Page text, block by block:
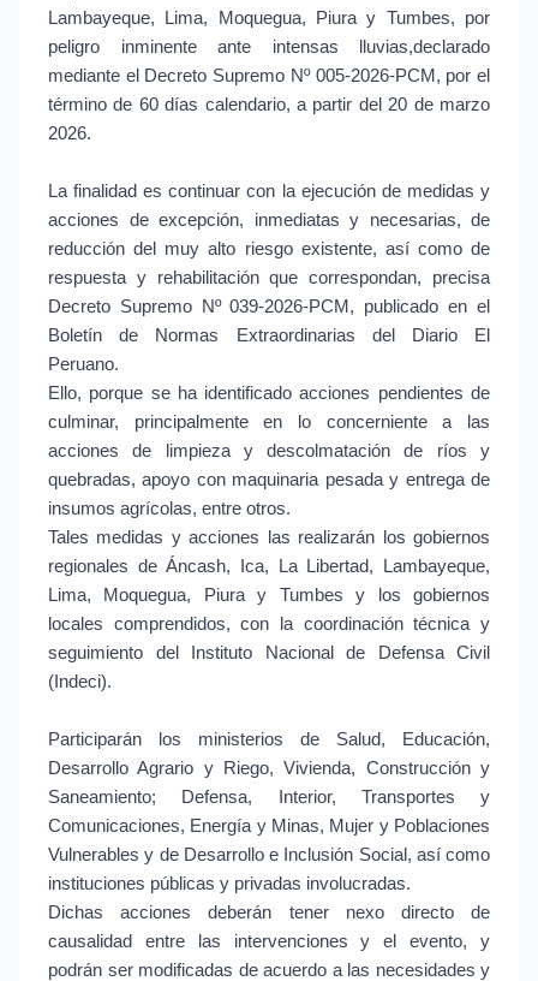
Lambayeque, Lima, Moquegua, Piura y Tumbes, por
peligro inminente ante intensas lluvias,declarado
mediante el Decreto Supremo Nº 005-2026-PCM, por el
término de 60 días calendario, a partir del 20 de marzo
2026.
La finalidad es continuar con la ejecución de medidas y
acciones de excepción, inmediatas y necesarias, de
reducción del muy alto riesgo existente, así como de
respuesta y rehabilitación que correspondan, precisa
Decreto Supremo Nº 039-2026-PCM, publicado en el
Boletín de Normas Extraordinarias del Diario El
Peruano.
Ello, porque se ha identificado acciones pendientes de
culminar, principalmente en lo concerniente a las
acciones de limpieza y descolmatación de ríos y
quebradas, apoyo con maquinaria pesada y entrega de
insumos agrícolas, entre otros.
Tales medidas y acciones las realizarán los gobiernos
regionales de Áncash, Ica, La Libertad, Lambayeque,
Lima, Moquegua, Piura y Tumbes y los gobiernos
locales comprendidos, con la coordinación técnica y
seguimiento del Instituto Nacional de Defensa Civil
(Indeci).
Participarán los ministerios de Salud, Educación,
Desarrollo Agrario y Riego, Vivienda, Construcción y
Saneamiento; Defensa, Interior, Transportes y
Comunicaciones, Energía y Minas, Mujer y Poblaciones
Vulnerables y de Desarrollo e Inclusión Social, así como
instituciones públicas y privadas involucradas.
Dichas acciones deberán tener nexo directo de
causalidad entre las intervenciones y el evento, y
podrán ser modificadas de acuerdo a las necesidades y